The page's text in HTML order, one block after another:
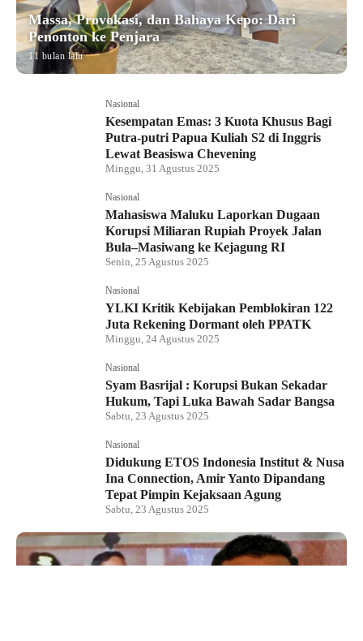
Massa, Provokasi, dan Bahaya Kepo: Dari
Penonton ke Penjara
11 bulan lalu
Nasional
Kesempatan Emas: 3 Kuota Khusus Bagi
Putra-putri Papua Kuliah S2 di Inggris
Lewat Beasiswa Chevening
Minggu, 31 Agustus 2025
Nasional
Mahasiswa Maluku Laporkan Dugaan
Korupsi Miliaran Rupiah Proyek Jalan
Bula–Masiwang ke Kejagung RI
Senin, 25 Agustus 2025
Nasional
YLKI Kritik Kebijakan Pemblokiran 122
Juta Rekening Dormant oleh PPATK
Minggu, 24 Agustus 2025
Nasional
Syam Basrijal : Korupsi Bukan Sekadar
Hukum, Tapi Luka Bawah Sadar Bangsa
Sabtu, 23 Agustus 2025
Nasional
Didukung ETOS Indonesia Institut & Nusa
Ina Connection, Amir Yanto Dipandang
Tepat Pimpin Kejaksaan Agung
Sabtu, 23 Agustus 2025